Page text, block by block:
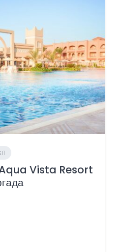
Vista Resort